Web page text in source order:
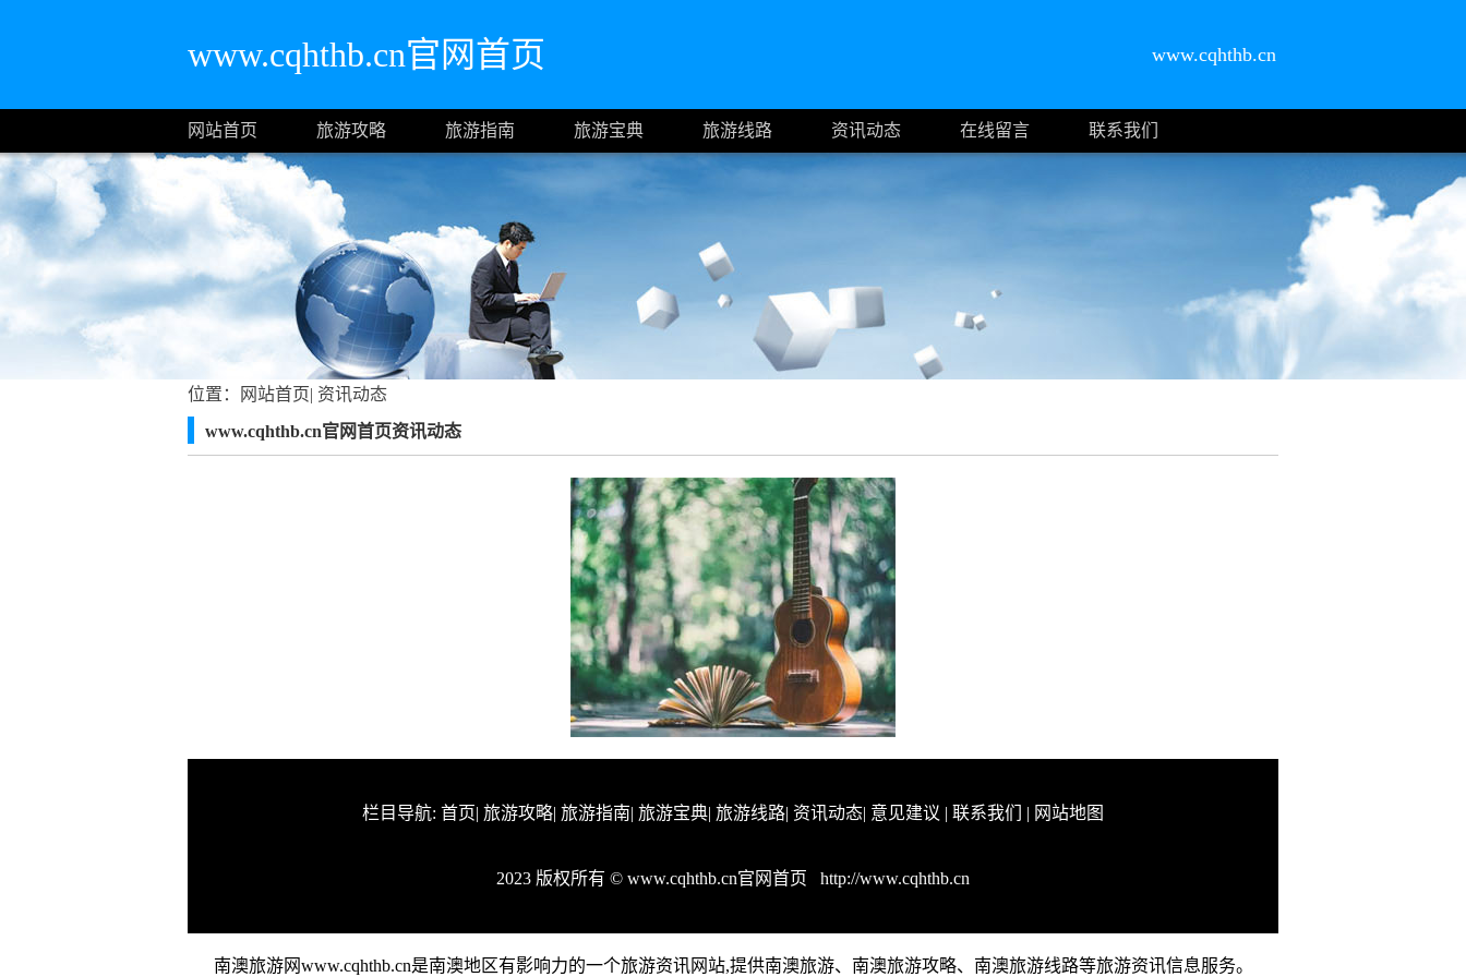
www.cqhthb.cn官网首页 www.cqhthb.cn
网站首页 旅游攻略 旅游指南 旅游宝典 旅游线路 资讯动态 在线留言 联系我们
位置： 网站首页| 资讯动态
www.cqhthb.cn官网首页资讯动态
栏目导航: 首页| 旅游攻略| 旅游指南| 旅游宝典| 旅游线路| 资讯动态| 意见建议 | 联系我们 | 网站地图
2023 版权所有 © www.cqhthb.cn官网首页 http://www.cqhthb.cn
南澳旅游网www.cqhthb.cn是南澳地区有影响力的一个旅游资讯网站,提供南澳旅游、南澳旅游攻略、南澳旅游线路等旅游资讯信息服务。